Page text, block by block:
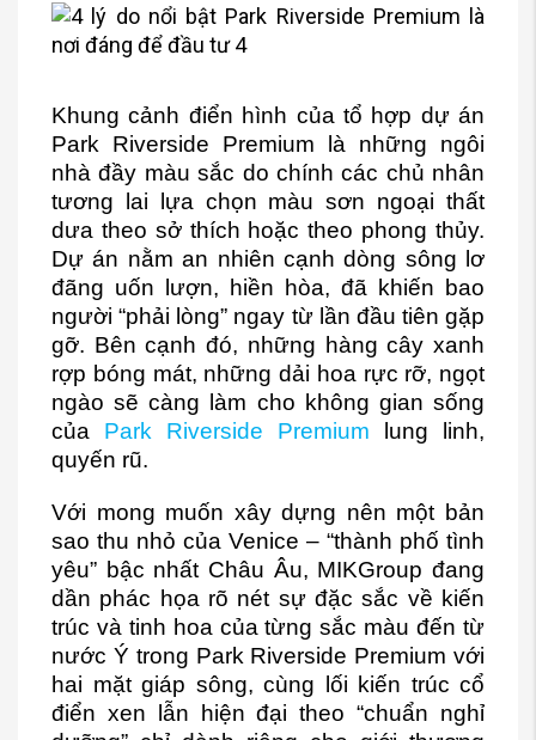
Khung cảnh điển hình của tổ hợp dự án
Park Riverside Premium là những ngôi
nhà đầy màu sắc do chính các chủ nhân
tương lai lựa chọn màu sơn ngoại thất
dưa theo sở thích hoặc theo phong thủy.
Dự án nằm an nhiên cạnh dòng sông lơ
đãng uốn lượn, hiền hòa, đã khiến bao
người “phải lòng” ngay từ lần đầu tiên gặp
gỡ. Bên cạnh đó, những hàng cây xanh
rợp bóng mát, những dải hoa rực rỡ, ngọt
ngào sẽ càng làm cho không gian sống
của Park Riverside Premium lung linh,
quyến rũ.
Với mong muốn xây dựng nên một bản
sao thu nhỏ của Venice – “thành phố tình
yêu” bậc nhất Châu Âu, MIKGroup đang
dần phác họa rõ nét sự đặc sắc về kiến
trúc và tinh hoa của từng sắc màu đến từ
nước Ý trong Park Riverside Premium với
hai mặt giáp sông, cùng lối kiến trúc cổ
điển xen lẫn hiện đại theo “chuẩn nghỉ